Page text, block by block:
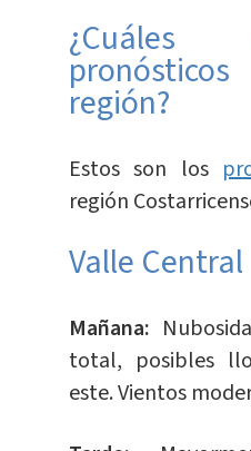
región?
Estos son los
región
Valle Central
Mañana:
total, posibles
este. Vientos